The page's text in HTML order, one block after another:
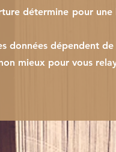
détermine pour
données dépendent
mieux pour vous